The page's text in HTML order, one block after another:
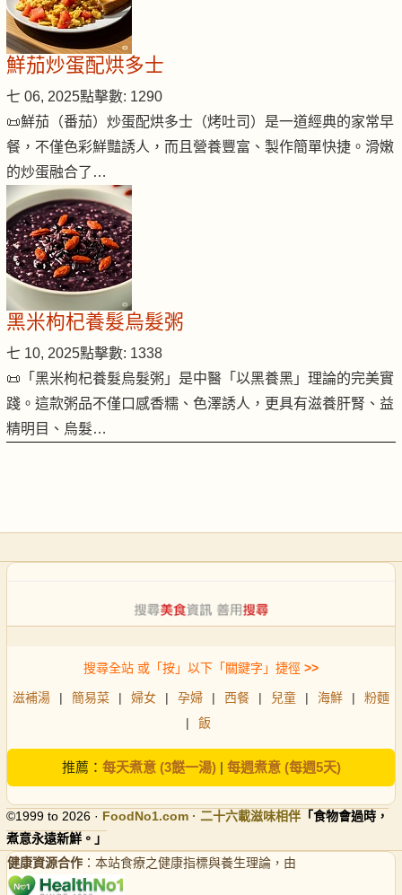
鮮茄炒蛋配烘多士
七 06, 2025點擊數: 1290
📜鮮茄（番茄）炒蛋配烘多士（烤吐司）是一道經典的家常早
餐，不僅色彩鮮豔誘人，而且營養豐富、製作簡單快捷。滑嫩
的炒蛋融合了…
黑米枸杞養髮烏髮粥
七 10, 2025點擊數: 1338
📜「黑米枸杞養髮烏髮粥」是中醫「以黑養黑」理論的完美實
踐。這款粥品不僅口感香糯、色澤誘人，更具有滋養肝腎、益
精明目、烏髮…
搜尋全站 或「按」以下「關鍵字」捷徑 >>
滋補湯 | 簡易菜 | 婦女 | 孕婦 | 西餐 | 兒童 | 海鮮 |
粉麵
|
飯
推薦： 每天煮意 (3餸一湯)| 每週煮意 (每週5天)
©1999 to 2026 · FoodNo1.com · 二十六載滋味相伴 「食物會過時，
煮意永遠新鮮。」
健康資源合作 ：本站食療之健康指標與養生理論，由